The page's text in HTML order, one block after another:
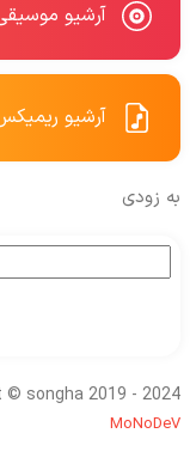
آرشیو
آرشیو
به زودی
© songha 2019 - 2024
MoNoDeV